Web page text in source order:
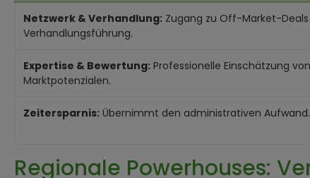
Netzwerk & Verhandlung: Zugang zu Off-Market-
Verhandlungsführung.
Expertise & Bewertung: Professionelle Einschätzung
Marktpotenzialen.
Zeitersparnis: Übernimmt den administrativen Aufwand.
Regionale Powerhouses: